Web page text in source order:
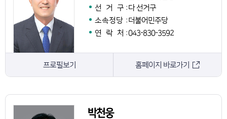
선 거 구 :다 선거구
소속정당 :더불어민주당
연 락 처 :043-830-3592
프로필보기 홈페이지 바로가기
박천웅